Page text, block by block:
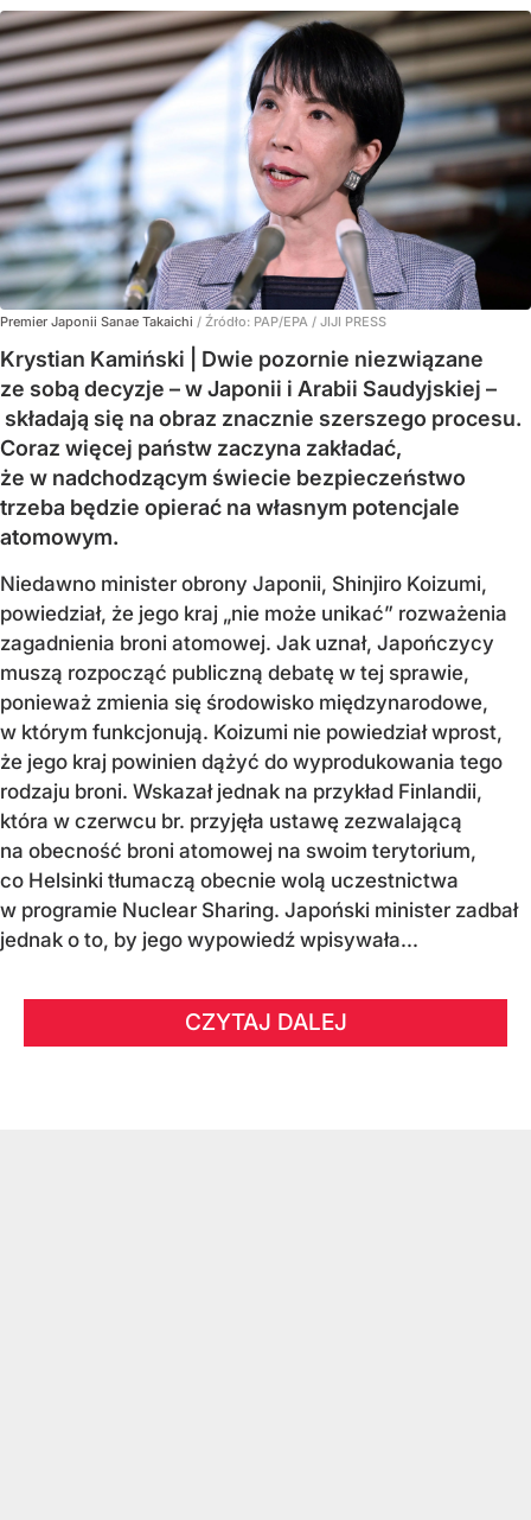
Premier Japonii Sanae Takaichi / Źródło: PAP/EPA / JIJI PRESS
Krystian Kamiński | Dwie pozornie niezwiązane
ze sobą decyzje – w Japonii i Arabii Saudyjskiej –
składają się na obraz znacznie szerszego procesu.
Coraz więcej państw zaczyna zakładać,
że w nadchodzącym świecie bezpieczeństwo
trzeba będzie opierać na własnym potencjale
atomowym.
Niedawno minister obrony Japonii, Shinjiro Koizumi,
powiedział, że jego kraj „nie może unikać” rozważenia
zagadnienia broni atomowej. Jak uznał, Japończycy
muszą rozpocząć publiczną debatę w tej sprawie,
ponieważ zmienia się środowisko międzynarodowe,
w którym funkcjonują. Koizumi nie powiedział wprost,
że jego kraj powinien dążyć do wyprodukowania tego
rodzaju broni. Wskazał jednak na przykład Finlandii,
która w czerwcu br. przyjęła ustawę zezwalającą
na obecność broni atomowej na swoim terytorium,
co Helsinki tłumaczą obecnie wolą uczestnictwa
w programie Nuclear Sharing. Japoński minister zadbał
jednak o to, by jego wypowiedź wpisywała...
CZYTAJ DALEJ